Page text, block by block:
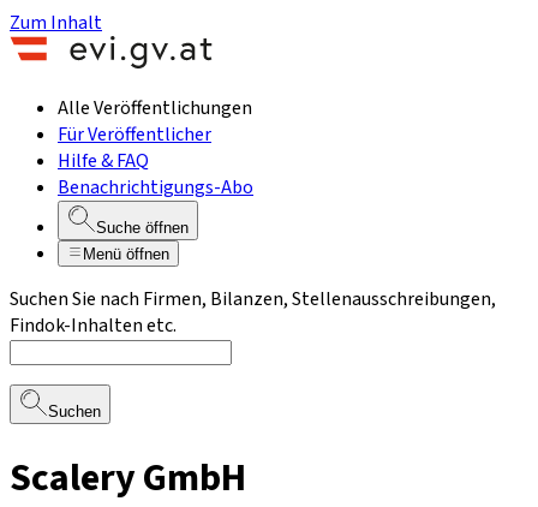
Zum Inhalt
Alle Veröffentlichungen
Für Veröffentlicher
Hilfe & FAQ
Benachrichtigungs-Abo
Suche öffnen
Menü öffnen
Suchen Sie nach Firmen, Bilanzen, Stellenausschreibungen,
Findok-Inhalten etc.
Suchen
Scalery GmbH